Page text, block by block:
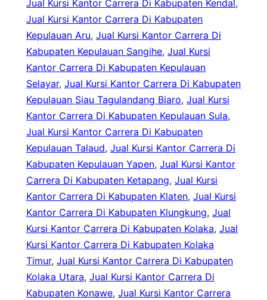
Jual Kursi Kantor Carrera Di Kabupaten Kendal
Jual Kursi Kantor Carrera Di Kabupaten
Kepulauan Aru, Jual Kursi Kantor Carrera Di
Kabupaten Kepulauan Sangihe, Jual Kursi
Kantor Carrera Di Kabupaten Kepulauan
Selayar, Jual Kursi Kantor Carrera Di Kabupaten
Kepulauan Siau Tagulandang Biaro, Jual Kursi
Kantor Carrera Di Kabupaten Kepulauan Sula
Jual Kursi Kantor Carrera Di Kabupaten
Kepulauan Talaud, Jual Kursi Kantor Carrera Di
Kabupaten Kepulauan Yapen, Jual Kursi Kantor
Carrera Di Kabupaten Ketapang, Jual Kursi
Kantor Carrera Di Kabupaten Klaten, Jual Kursi
Kantor Carrera Di Kabupaten Klungkung, Jual
Kursi Kantor Carrera Di Kabupaten Kolaka, Jual
Kursi Kantor Carrera Di Kabupaten Kolaka
Timur, Jual Kursi Kantor Carrera Di Kabupaten
Kolaka Utara, Jual Kursi Kantor Carrera Di
Kabupaten Konawe, Jual Kursi Kantor Carrera